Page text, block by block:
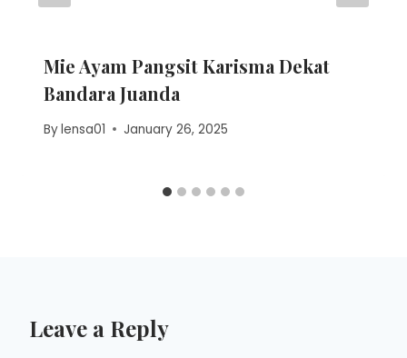
Mie Ayam Pangsit Karisma Dekat
Bandara Juanda
Bylensa01 January 26, 2025
Leave a Reply